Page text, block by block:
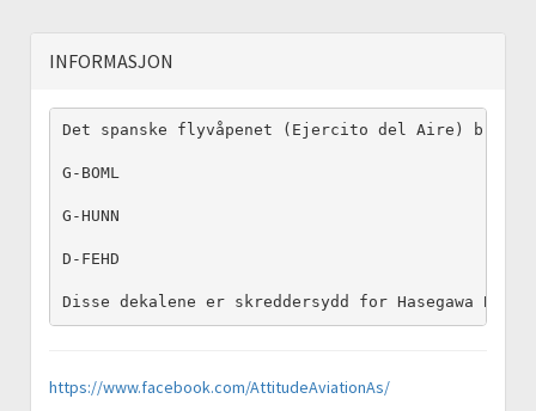
INFORMASJON
Det spanske flyvåpenet (Ejercito del Aire)
G-BOML
G-HUNN
D-FEHD
Disse dekalene er skreddersydd for Hasegawa
https://www.facebook.com/AttitudeAviationAs/